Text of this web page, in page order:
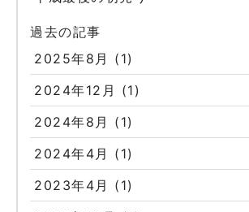
過去の記事
2025年8月 (1)
2024年12月 (1)
2024年8月 (1)
2024年4月 (1)
2023年4月 (1)